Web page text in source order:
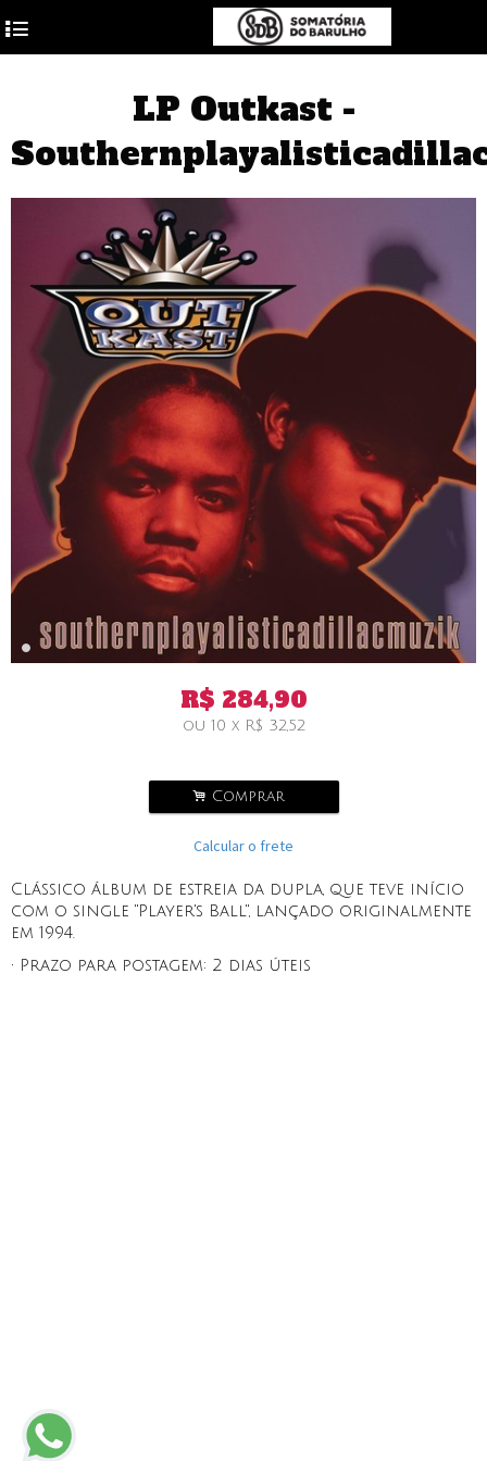
4
LP Outkast -
R$ 284,90
ou 10 x R$ 32,52
. Comprar
Calcular o frete
Clássico álbum de estreia da dupla, que teve início
com o single "Player's Ball", lançado originalmente
em 1994.
• Prazo para postagem: 2 dias úteis